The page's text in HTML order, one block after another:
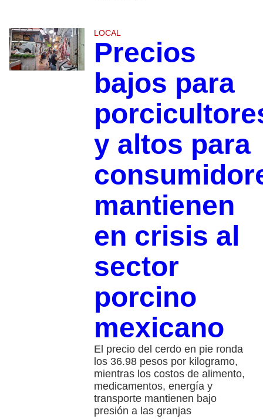
LOCAL
Precios
bajos para
y altos para
mantienen
en crisis al
sector
porcino
mexicano
El precio del cerdo en pie ronda
los 36.98 pesos por kilogramo,
mientras los costos de alimento,
medicamentos, energía y
transporte mantienen bajo
presión a las granjas